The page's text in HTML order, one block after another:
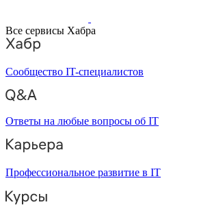
Все сервисы Хабра
Сообщество IT-специалистов
Ответы на любые вопросы об IT
Профессиональное развитие в IT